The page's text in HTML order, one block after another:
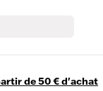
de 50 € d'achat